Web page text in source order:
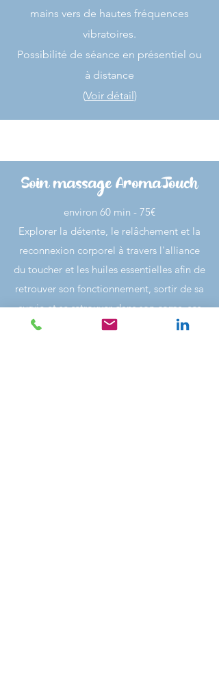
mains vers de hautes fréquences
vibratoires.
Possibilité de séance en présentiel ou
à distance
(Voir détail)
Soin massage AromaTouch
​​environ 60 min - 75€
Explorer la détente, le relâchement et la
reconnexion corporel à travers l'alliance
du toucher et les huiles essentielles afin de
retrouver son fonctionnement, sortir de sa
survie et se retrouver dans son corps, ses
émotions et son mental